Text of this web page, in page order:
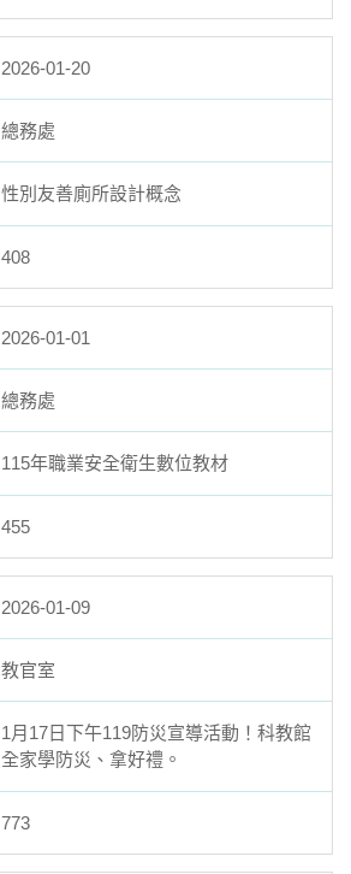
2026-01-20
總務處
性別友善廁所設計概念
408
2026-01-01
總務處
115年職業安全衛生數位教材
455
2026-01-09
教官室
1月17日下午119防災宣導活動！科教館
全家學防災、拿好禮。
773